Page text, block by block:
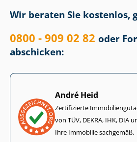
Wir beraten Sie kostenlos,
0800 - 909 02 82 oder
abschicken:
André Heid
Zertifizierte
von TÜV, DEKRA, IHK, DIA
Ihre Immobilie sachgemäß.